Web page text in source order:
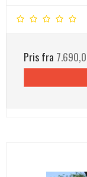
Pris fra